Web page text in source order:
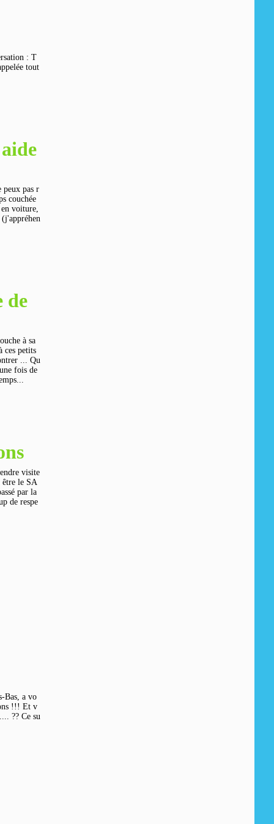
: T
tout
peux pas r
couchée
voiture,
(j'appréhen
de
à sa
ces petits
... Qu
fois de
visite
être le SA
par la
de respe
Bas, a vo
!!! Et v
?? Ce su